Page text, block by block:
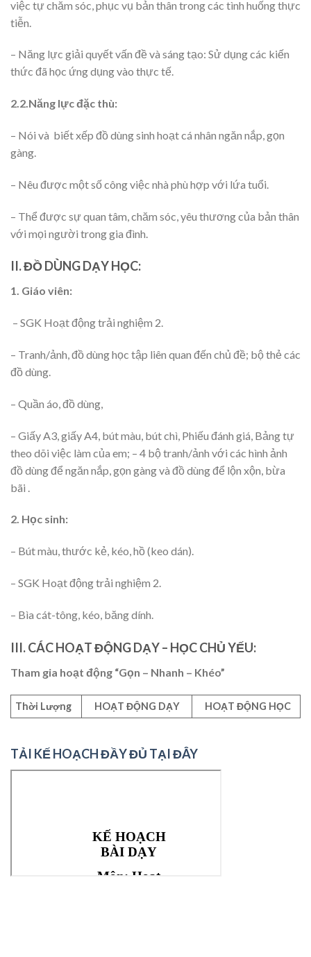
việc tự chăm sóc, phục vụ bản thân trong các tình huống thực
tiễn.
– Năng lực giải quyết vấn đề và sáng tạo: Sử dụng các kiến
thức đã học ứng dụng vào thực tế.
2.2.Năng lực đặc thù:
– Nói và biết xếp đồ dùng sinh hoạt cá nhân ngăn nắp, gọn
gàng.
– Nêu được một số công việc nhà phù hợp với lứa tuổi.
– Thể được sự quan tâm, chăm sóc, yêu thương của bản thân
với mọi người trong gia đình.
II. ĐỒ DÙNG DẠY HỌC:
1. Giáo viên:
– SGK Hoạt động trải nghiệm 2.
– Tranh/ảnh, đồ dùng học tập liên quan đến chủ đề; bộ thẻ các
đồ dùng.
– Quần áo, đồ dùng,
– Giấy A3, giấy A4, bút màu, bút chì, Phiếu đánh giá, Bảng tự
theo dõi việc làm của em; – 4 bộ tranh/ảnh với các hình ảnh
đồ dùng để ngăn nắp, gọn gàng và đồ dùng để lộn xộn, bừa
bãi .
2. Học sinh:
– Bút màu, thước kẻ, kéo, hồ (keo dán).
– SGK Hoạt động trải nghiệm 2.
– Bìa cát-tông, kéo, băng dính.
III. CÁC HOẠT ĐỘNG DẠY – HỌC CHỦ YẾU:
Tham gia hoạt động “Gọn – Nhanh – Khéo”
Thời Lượng HOẠT ĐỘNG DẠY HOẠT ĐỘNG HỌC
TẢI KẾ HOẠCH ĐẦY ĐỦ TẠI ĐÂY